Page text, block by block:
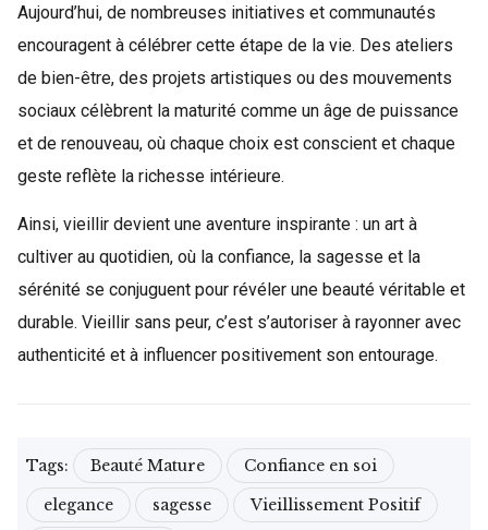
Aujourd’hui, de nombreuses initiatives et communautés
encouragent à célébrer cette étape de la vie. Des ateliers
de bien-être, des projets artistiques ou des mouvements
sociaux célèbrent la maturité comme un âge de puissance
et de renouveau, où chaque choix est conscient et chaque
geste reflète la richesse intérieure.
Ainsi, vieillir devient une aventure inspirante : un art à
cultiver au quotidien, où la confiance, la sagesse et la
sérénité se conjuguent pour révéler une beauté véritable et
durable. Vieillir sans peur, c’est s’autoriser à rayonner avec
authenticité et à influencer positivement son entourage.
Tags: Beauté Mature
Confiance en soi
elegance
sagesse
Vieillissement Positif